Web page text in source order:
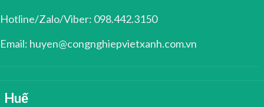
Hotline/Zalo/Viber: 098.442.3150
Email: huyen@congnghiepvietxanh.com.vn
Huế